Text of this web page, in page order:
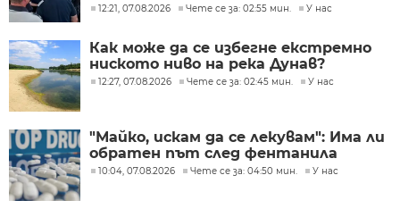
12:21, 07.08.2026 Чете се за: 02:55 мин. У нас
Как може да се избегне екстремно
ниското ниво на река Дунав?
12:27, 07.08.2026 Чете се за: 02:45 мин. У нас
"Майко, искам да се лекувам": Има ли
обратен път след фентанила
10:04, 07.08.2026 Чете се за: 04:50 мин. У нас